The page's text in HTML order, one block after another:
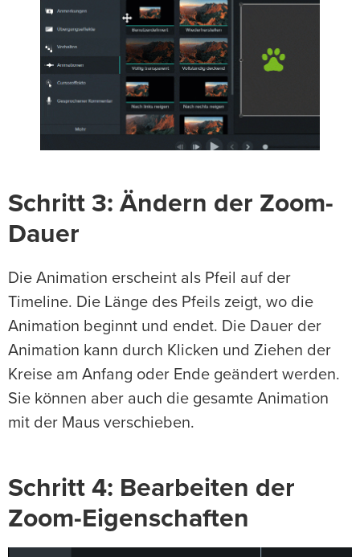
Schritt 3: Ändern der Zoom-
Dauer
Die Animation erscheint als Pfeil auf der
Timeline. Die Länge des Pfeils zeigt, wo die
Animation beginnt und endet. Die Dauer der
Animation kann durch Klicken und Ziehen der
Kreise am Anfang oder Ende geändert werden.
Sie können aber auch die gesamte Animation
mit der Maus verschieben.
Schritt 4: Bearbeiten der
Zoom-Eigenschaften